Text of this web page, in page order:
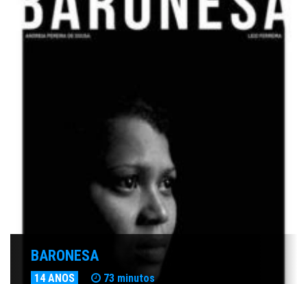
BARONESA
14 ANOS 73 minutos